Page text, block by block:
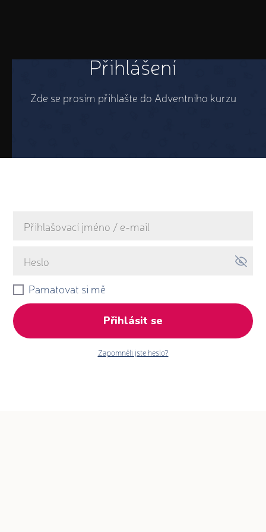
Přihlášení
Zde se prosím přihlašte do Adventního kurzu
Pamatovat si mě
Přihlásit se
Zapomněli jste heslo?